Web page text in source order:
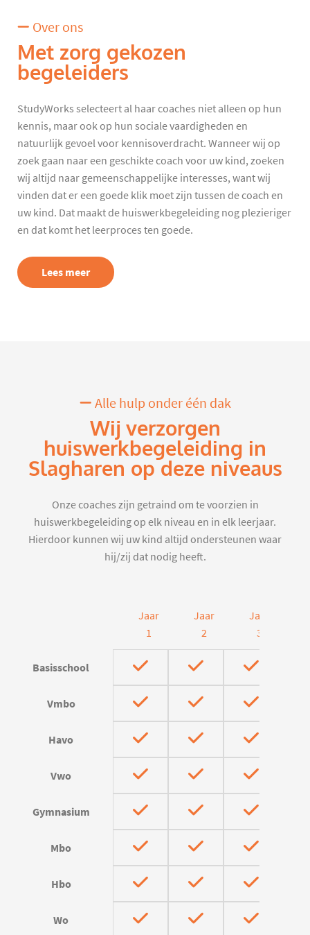
Over ons
Met zorg gekozen
begeleiders
StudyWorks selecteert al haar coaches niet alleen op hun
kennis, maar ook op hun sociale vaardigheden en
natuurlijk gevoel voor kennisoverdracht. Wanneer wij op
zoek gaan naar een geschikte coach voor uw kind, zoeken
wij altijd naar gemeenschappelijke interesses, want wij
vinden dat er een goede klik moet zijn tussen de coach en
uw kind. Dat maakt de huiswerkbegeleiding nog plezieriger
en dat komt het leerproces ten goede.
Lees meer
Alle hulp onder één dak
Wij verzorgen
huiswerkbegeleiding in
Slagharen op deze niveaus
Onze coaches zijn getraind om te voorzien in
huiswerkbegeleiding op elk niveau en in elk leerjaar.
Hierdoor kunnen wij uw kind altijd ondersteunen waar
hij/zij dat nodig heeft.
Jaar
1
Jaar
2
Jaar
3
Basisschool
Vmbo
Havo
Vwo
Gymnasium
Mbo
Hbo
Wo